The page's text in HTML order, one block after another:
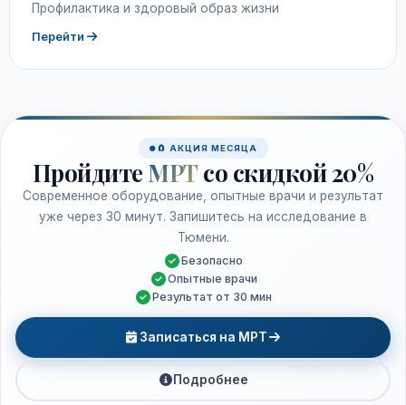
Профилактика и здоровый образ жизни
Перейти
🧲 АКЦИЯ МЕСЯЦА
Пройдите МРТ со скидкой 20%
Современное оборудование, опытные врачи и результат
уже через 30 минут. Запишитесь на исследование в
Тюмени.
Безопасно
Опытные врачи
Результат от 30 мин
Записаться на МРТ
Подробнее